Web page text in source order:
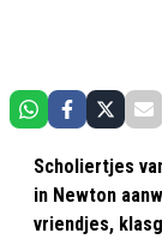
Scholiertjes
in Newton
vriendjes,